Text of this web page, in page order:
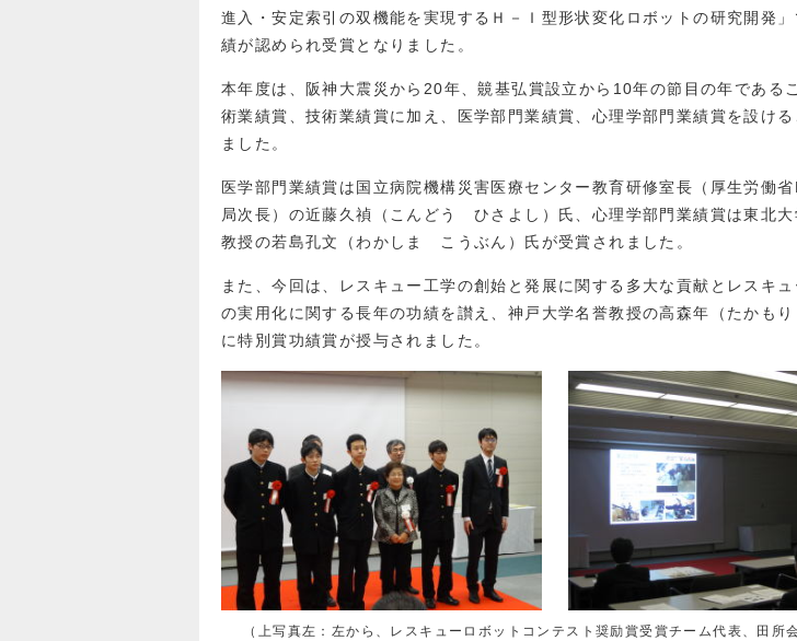
進入・安定索引の双機能を実現するＨ－Ｉ型形状変化ロボットの研究開発」
績が認められ受賞となりました。
本年度は、阪神大震災から20年、竸基弘賞設立から10年の節目の年である
術業績賞、技術業績賞に加え、医学部門業績賞、心理学部門業績賞を設ける
ました。
医学部門業績賞は国立病院機構災害医療センター教育研修室長（厚生労働
局次長）の近藤久禎（こんどう ひさよし）氏、心理学部門業績賞は東北大
教授の若島孔文（わかしま こうぶん）氏が受賞されました。
また、今回は、レスキュー工学の創始と発展に関する多大な貢献とレスキュ
の実用化に関する長年の功績を讃え、神戸大学名誉教授の高森年（たかも
に特別賞功績賞が授与されました。
（上写真左：左から、レスキューロボットコンテスト奨励賞受賞チーム代表、田所